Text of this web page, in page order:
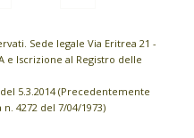
Sede legale Via Eritrea 21 -
e Iscrizione al Registro delle
5.3.2014 (Precedentemente
4272 del 7/04/1973)